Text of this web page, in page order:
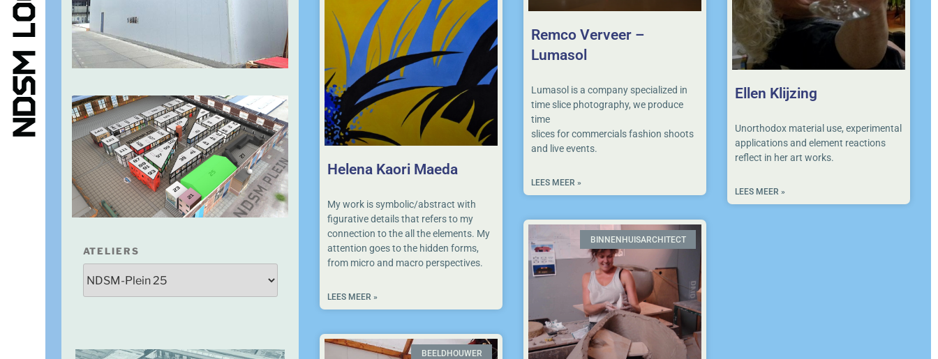
ATELIERS
Helena Kaori Maeda
My work is symbolic/abstract with
figurative details that refers to my
connection to the all the elements. My
attention goes to the hidden forms,
from micro and macro perspectives.
LEES MEER »
Remco Verveer –
Lumasol
Lumasol is a company specialized in
time slice photography, we produce
time
slices for commercials fashion shoots
and live events.
LEES MEER »
Ellen Klijzing
Unorthodox material use, experimental
applications and element reactions
reflect in her art works.
LEES MEER »
BEELDHOUWER
BINNENHUISARCHITECT